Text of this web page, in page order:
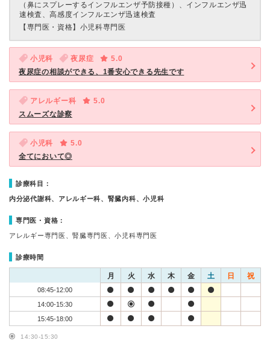
（鼻にスプレーするインフルエンザ予防接種）、インフルエンザ迅
速検査、高感度インフルエンザ迅速検査
【専門医・資格】 小児科専門医
小児科 夜尿症
5.0
夜尿症の相談ができる、1番安心できる先生です
アレルギー科
5.0
スムーズな診察
小児科
5.0
全てにおいて◎
診療科目：
内分泌代謝科、アレルギー科、腎臓内科、小児科
専門医・資格：
アレルギー専門医、腎臓専門医、小児科専門医
診療時間
月 火 水 木 金 土 日 祝
08:45-12:00
14:00-15:30
15:45-18:00
14:30-15:30